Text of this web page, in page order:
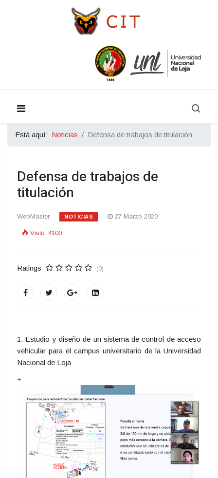
Está aquí: Noticias Defensa de trabajos de titulación
Defensa de trabajos de
titulación
WebMaster NOTICIAS 27 Marzo 2020
Visto: 4100
Ratings (0)
1. Estudio y diseño de un sistema de control de acceso
vehicular para el campus universitario de la Universidad
Nacional de Loja
+